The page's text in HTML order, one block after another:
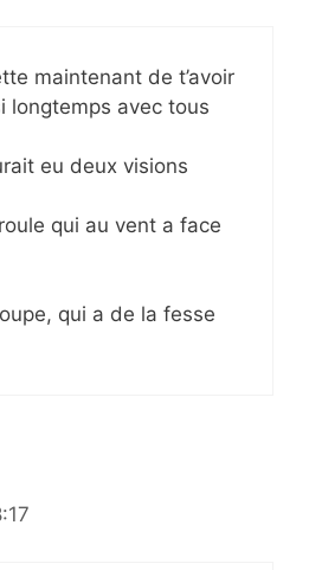
maintenant de t’avoir
longtemps avec tous
eu deux visions
qui au vent a face
qui a de la fesse